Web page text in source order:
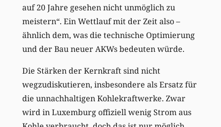
auf 20 Jahre gesehen nicht unmöglich zu
meistern“. Ein Wettlauf mit der Zeit also –
ähnlich dem, was die technische Optimierung
und der Bau neuer AKWs bedeuten würde.
Die Stärken der Kernkraft sind nicht
wegzudiskutieren, insbesondere als Ersatz für
die unnachhaltigen Kohlekraftwerke. Zwar
wird in Luxemburg offiziell wenig Strom aus